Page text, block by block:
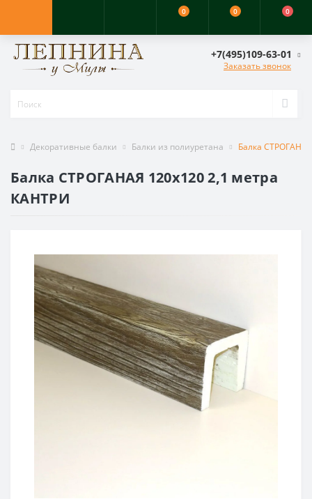
0 0 0
+7(495)109-63-01
Заказать звонок
Декоративные балки Балки из полиуретана Балка
Балка СТРОГАНАЯ 120х120 2,1 метра
КАНТРИ